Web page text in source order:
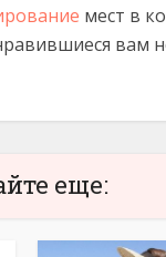
мест в
вам
еще: